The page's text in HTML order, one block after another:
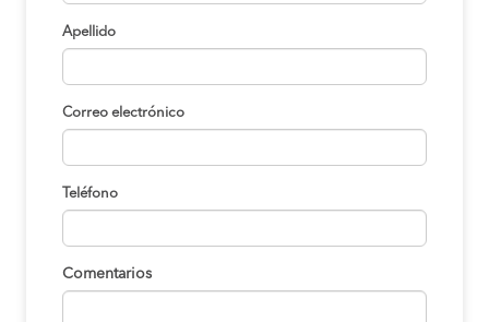
Apellido
Correo electrónico
Teléfono
Comentarios